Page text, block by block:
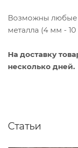
Возможны любые
металла (4 мм -
На доставку
несколько дней.
Статьи